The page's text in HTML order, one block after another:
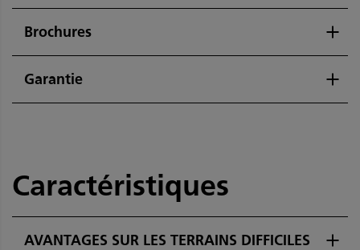
Brochures
Garantie
Caractéristiques
AVANTAGES SUR LES TERRAINS DIFFICILES